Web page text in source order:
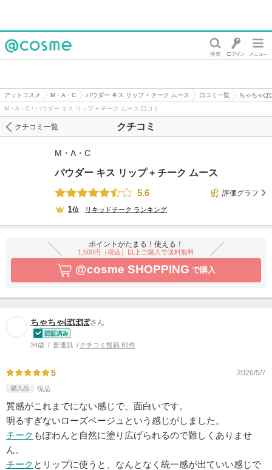
アットコスメ M・A・C パウダー キス リップ + チーク ムース 口コミ一覧
ちゃちゃぽ
M・A・C / パウダー キス リップ + チーク ムース 口コミ
クチコミ
クチコミ一覧
M・A・C
パウダー キス リップ + チーク ムース
5.6
評価グラフ
1位 リキッドチーク ランキング
ポイントがたまる！使える！
1,500円（税込）以上ご購入で送料無料
@cosme SHOPPING で購入
ちゃちゃぽぽぽさん
34歳 普通肌 クチコミ投稿 81件
5 2026/5/7
購入品 現品
質感がこれまでにない感じで、面白いです。
明るすぎないローズベージュという感じがしました。
チーク もぽわんと自然に塗り広げられるので難しくありませ
ん。
チーク とリップに使うと、なんとなく統一感が出ていい感じで